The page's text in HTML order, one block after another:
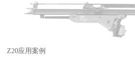
Z20应用案例